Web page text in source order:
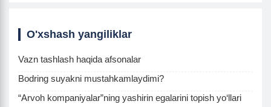
O'xshash yangiliklar
Vazn tashlash haqida afsonalar
Bodring suyakni mustahkamlaydimi?
“Arvoh kompaniyalar”ning yashirin egalarini topish yo‘llari